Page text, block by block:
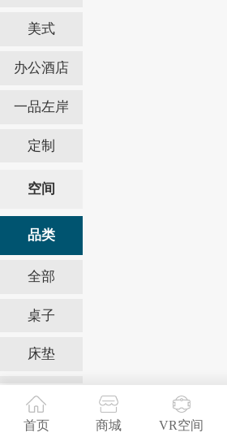
美式
办公酒店
一品左岸
定制
空间
品类
全部
桌子
床垫
梳妆台
沙发
首页 商城 VR空间